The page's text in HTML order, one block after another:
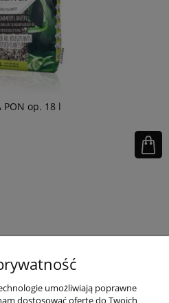
PON op. 18 l
KONTOumożliwiają poprawne
dostosować ofertę do Twoich